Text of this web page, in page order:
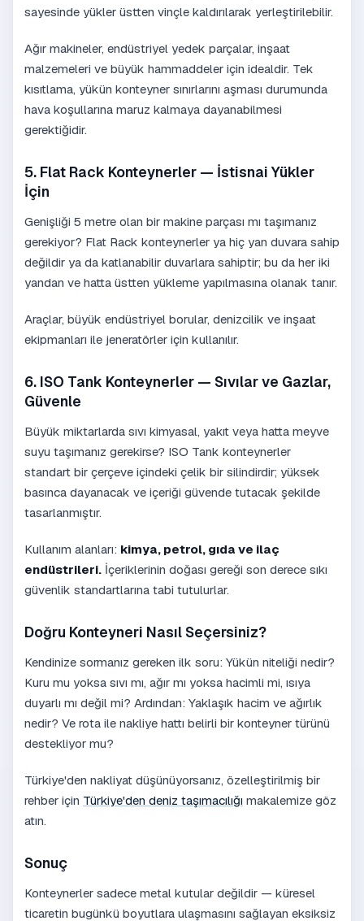
sayesinde yükler üstten vinçle kaldırılarak yerleştirilebilir.
Ağır makineler, endüstriyel yedek parçalar, inşaat
malzemeleri ve büyük hammaddeler için idealdir. Tek
kısıtlama, yükün konteyner sınırlarını aşması durumunda
hava koşullarına maruz kalmaya dayanabilmesi
gerektiğidir.
5. Flat Rack Konteynerler — İstisnai Yükler
İçin
Genişliği 5 metre olan bir makine parçası mı taşımanız
gerekiyor? Flat Rack konteynerler ya hiç yan duvara sahip
değildir ya da katlanabilir duvarlara sahiptir; bu da her iki
yandan ve hatta üstten yükleme yapılmasına olanak tanır.
Araçlar, büyük endüstriyel borular, denizcilik ve inşaat
ekipmanları ile jeneratörler için kullanılır.
6. ISO Tank Konteynerler — Sıvılar ve Gazlar,
Güvenle
Büyük miktarlarda sıvı kimyasal, yakıt veya hatta meyve
suyu taşımanız gerekirse? ISO Tank konteynerler
standart bir çerçeve içindeki çelik bir silindirdir; yüksek
basınca dayanacak ve içeriği güvende tutacak şekilde
tasarlanmıştır.
Kullanım alanları: kimya, petrol, gıda ve ilaç
endüstrileri. İçeriklerinin doğası gereği son derece sıkı
güvenlik standartlarına tabi tutulurlar.
Doğru Konteyneri Nasıl Seçersiniz?
Kendinize sormanız gereken ilk soru: Yükün niteliği nedir?
Kuru mu yoksa sıvı mı, ağır mı yoksa hacimli mi, ısıya
duyarlı mı değil mi? Ardından: Yaklaşık hacim ve ağırlık
nedir? Ve rota ile nakliye hattı belirli bir konteyner türünü
destekliyor mu?
Türkiye'den nakliyat düşünüyorsanız, özelleştirilmiş bir
rehber için Türkiye'den deniz taşımacılığı makalemize göz
atın.
Sonuç
Konteynerler sadece metal kutular değildir — küresel
ticaretin bugünkü boyutlara ulaşmasını sağlayan eksiksiz